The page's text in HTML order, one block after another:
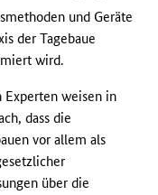
und Geräte
der Tagebaue
wird.
weisen in
dass die
vor allem als
über die